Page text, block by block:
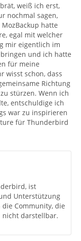
weiß ich erst,
nochmal sagen,
hatte
egal mit welcher
mir eigentlich im
und ich hatte
für meine
wisst schon, dass
Richtung
stürzen. Wenn ich
entschuldige ich
war zu inspirieren
für Thunderbird
ist
Unterstützung
Community, die
darstellbar.